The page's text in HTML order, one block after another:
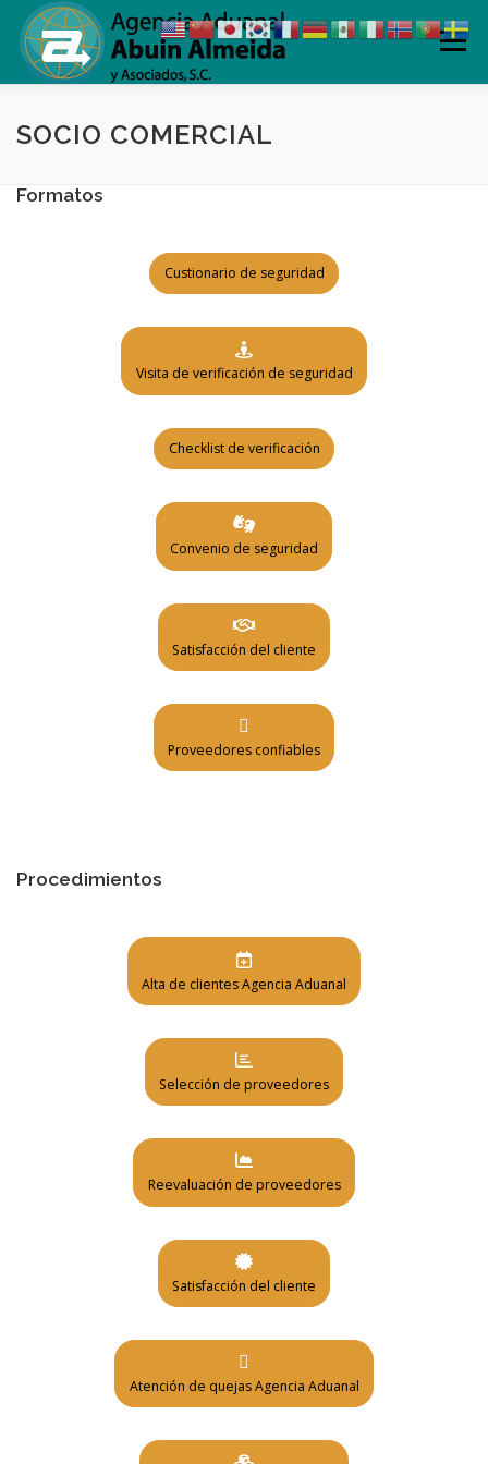
Saltar
contenido
Menú
QUIENES SOMOS POLITICAS
OFICINAS
SOCIO COMERCIAL
Formatos
Custionario de seguridad
Visita de verificación de seguridad
Checklist de verificación
Convenio de seguridad
Satisfacción del cliente
Proveedores confiables
Procedimientos
Alta de clientes Agencia Aduanal
Selección de proveedores
Reevaluación de proveedores
Satisfacción del cliente
Atención de quejas Agencia Aduanal